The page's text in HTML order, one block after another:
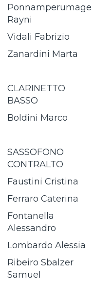
Ponnamperumage
Rayni
Vidali Fabrizio
Zanardini Marta
CLARINETTO
BASSO
Boldini Marco
SASSOFONO
CONTRALTO
Faustini Cristina
Ferraro Caterina
Fontanella
Alessandro
Lombardo Alessia
Ribeiro Sbalzer
Samuel